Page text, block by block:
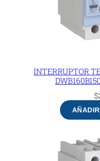
INTERRUPTOR
$